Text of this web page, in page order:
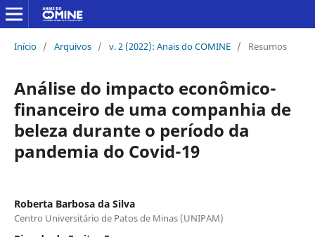
Início / Arquivos / v. 2 (2022): Anais do COMINE / Resumos
Análise do impacto econômico-
financeiro de uma companhia de
beleza durante o período da
pandemia do Covid-19
Roberta Barbosa da Silva
Centro Universitário de Patos de Minas (UNIPAM)